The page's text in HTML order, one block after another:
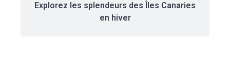
Explorez les splendeurs des Îles Canaries
en hiver